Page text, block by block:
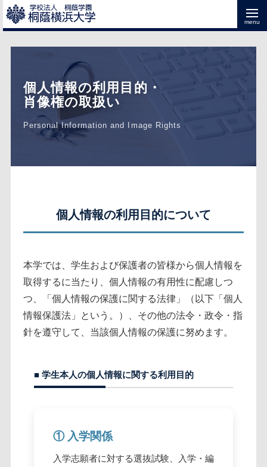
個人情報の利用目的・
肖像権の取扱い
Personal Information and Image Rights
個人情報の利用目的について
本学では、学生および保護者の皆様から個人情報を
取得するに当たり、個人情報の有用性に配慮しつ
つ、「個人情報の保護に関する法律」（以下「個人
情報保護法」という。）、その他の法令・政令・指
針を遵守して、当該個人情報の保護に努めます。
■ 学生本人の個人情報に関する利用目的
① 入学関係
入学志願者に対する選抜試験、入学・編